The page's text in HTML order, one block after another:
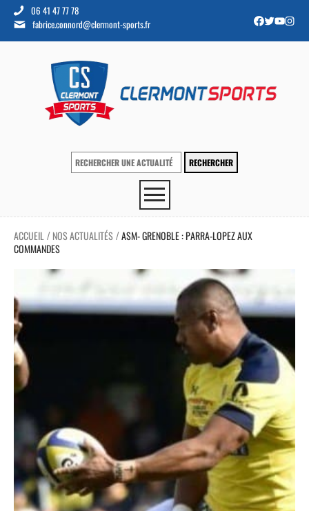
06 41 47 77 78
fabrice.connord@clermont-sports.fr
ACCUEIL / NOS ACTUALITÉS /ASM- GRENOBLE : PARRA-LOPEZ AUX
COMMANDES